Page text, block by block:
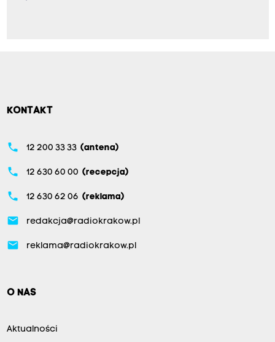
KONTAKT
phone 12 200 33 33 (antena)
phone 12 630 60 00 (recepcja)
phone 12 630 62 06 (reklama)
email redakcja@radiokrakow.pl
email reklama@radiokrakow.pl
O NAS
Aktualności